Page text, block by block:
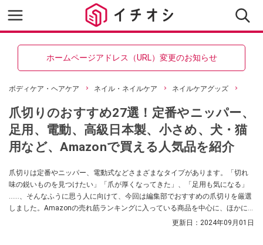
ホームページアドレス（URL）変更のお知らせ
ボディケア・ヘアケア ネイル・ネイルケア ネイルケアグッズ
爪切りのおすすめ27選！定番やニッパー、
足用、電動、高級日本製、小さめ、犬・猫
用など、Amazonで買える人気品を紹介
爪切りは定番やニッパー、電動式などさまざまなタイプがあります。「切れ
味の鋭いものを見つけたい」「爪が厚くなってきた」、「足用も気になる」
……、そんなふうに思う人に向けて、今回は編集部でおすすめの爪切りを厳選
しました。Amazonの売れ筋ランキングに入っている商品を中心に、ほかに
日本製のこだわりの高級品や小さめ、犬・猫のペット用などもご紹介しま
更新日： 2024年09月01日